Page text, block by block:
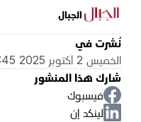
الجبال
نُشرت في
الخميس 2 أكتوبر 2025 09:45 ص
شارك هذا المنشور
فيسبوك
لينكد إن